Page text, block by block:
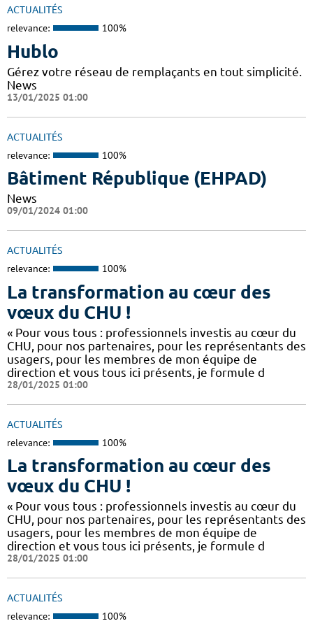
ACTUALITÉS
relevance: 100%
Hublo
Gérez votre réseau de remplaçants en tout simplicité.
News
13/01/2025 01:00
ACTUALITÉS
relevance: 100%
Bâtiment République (EHPAD)
News
09/01/2024 01:00
ACTUALITÉS
relevance: 100%
La transformation au cœur des
vœux du CHU !
« Pour vous tous : professionnels investis au cœur du
CHU, pour nos partenaires, pour les représentants des
usagers, pour les membres de mon équipe de
direction et vous tous ici présents, je formule d
28/01/2025 01:00
ACTUALITÉS
relevance: 100%
La transformation au cœur des
vœux du CHU !
« Pour vous tous : professionnels investis au cœur du
CHU, pour nos partenaires, pour les représentants des
usagers, pour les membres de mon équipe de
direction et vous tous ici présents, je formule d
28/01/2025 01:00
ACTUALITÉS
relevance: 100%